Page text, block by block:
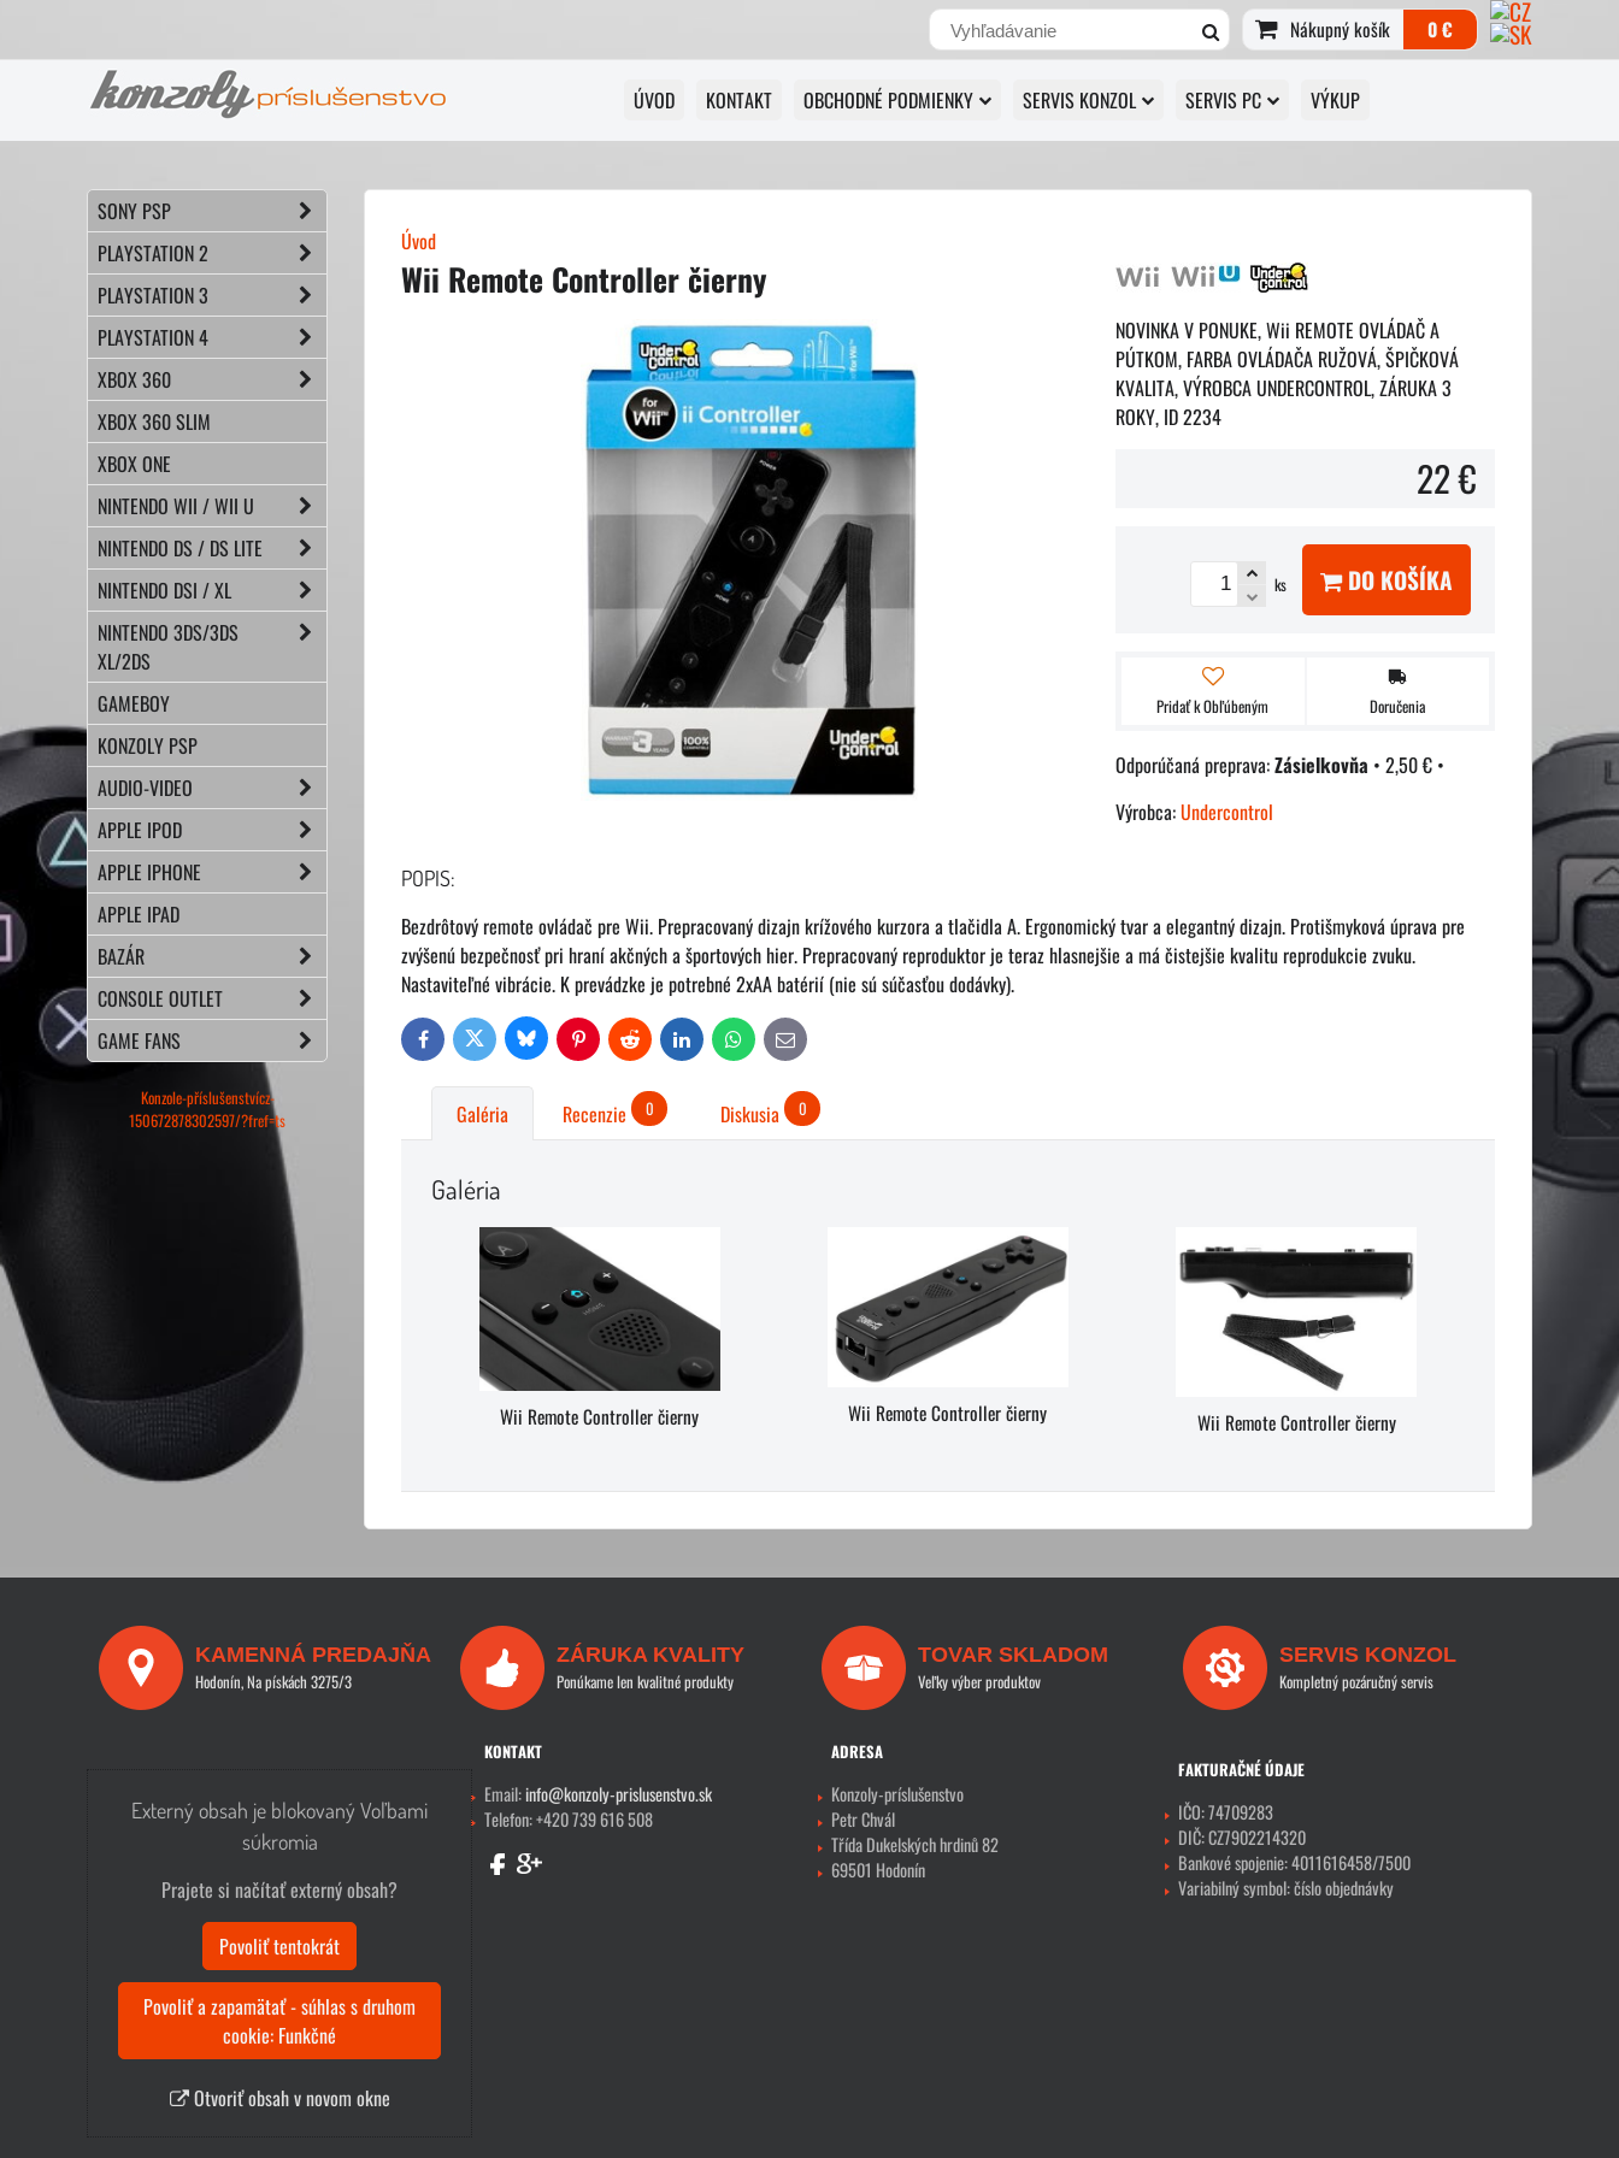
Nákupný košík 0 €
ÚVOD KONTAKT OBCHODNÉ PODMIENKY SERVIS KONZOL SERVIS PC VÝKUP
Úvod
Wii Remote Controller čierny
NOVINKA V PONUKE, Wii REMOTE OVLÁDAČ A
PÚTKOM, FARBA OVLÁDAČA RUŽOVÁ, ŠPIČKOVÁ
KVALITA, VÝROBCA UNDERCONTROL, ZÁRUKA 3
ROKY, ID 2234
22 €
ks DO KOŠÍKA
Pridať k Obľúbeným Doručenia
Zásielkovňa • 2,50 € •
Výrobca:Undercontrol
POPIS:
Bezdrôtový remote ovládač pre Wii. Prepracovaný dizajn krížového kurzora a tlačidla A. Ergonomický tvar a elegantný dizajn. Protišmyková úprava pre
zvýšenú bezpečnosť pri hraní akčných a športových hier. Prepracovaný reproduktor je teraz hlasnejšie a má čistejšie kvalitu reprodukcie zvuku.
Nastaviteľné vibrácie. K prevádzke je potrebné 2xAA batérií (nie sú súčasťou dodávky).
FacebookTwitter Bluesky PinterestReddit LinkedIn WhatsAppE-
mail
Galéria Recenzie 0 Diskusia 0
Galéria
Wii Remote Controller čierny Wii Remote Controller čierny Wii Remote Controller čierny
SONY PSP
PLAYSTATION 2
PLAYSTATION 3
PLAYSTATION 4
XBOX 360
XBOX 360 SLIM
XBOX ONE
NINTENDO WII / WII U
NINTENDO DS / DS LITE
NINTENDO DSI / XL
NINTENDO 3DS/3DS
XL/2DS
GAMEBOY
KONZOLY PSP
AUDIO-VIDEO
APPLE IPOD
APPLE IPHONE
APPLE IPAD
BAZÁR
CONSOLE OUTLET
GAME FANS
Konzole-příslušenstvícz-
150672878302597/?fref=ts
KAMENNÁ PREDAJŇA
Hodonín, Na pískách 3275/3
ZÁRUKA KVALITY
Ponúkame len kvalitné produkty
TOVAR SKLADOM
Veľky výber produktov
SERVIS KONZOL
Kompletný pozáručný servis
Externý obsah je blokovaný Voľbami
súkromia
Prajete si načítať externý obsah?
Povoliť tentokrát
Povoliť a zapamätať - súhlas s druhom
cookie: Funkčné
Otvoriť obsah v novom okne
KONTAKT
Email:info@konzoly-prislusenstvo.sk
Telefon: +420 739 616 508
ADRESA
Konzoly-príslušenstvo
Petr Chvál
Třída Dukelských hrdinů 82
69501 Hodonín
FAKTURAČNÉ ÚDAJE
IČO: 74709283
DIČ: CZ7902214320
Bankové spojenie: 4011616458/7500
Variabilný symbol: číslo objednávky